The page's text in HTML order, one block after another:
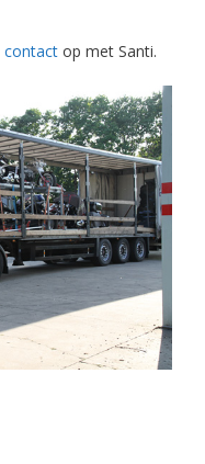
contact op met Santi.